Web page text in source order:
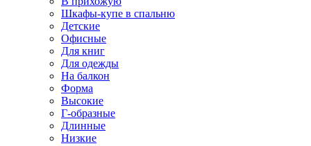
Шкафы-купе в спальню
Детские
Офисные
Для книг
Для одежды
На балкон
Форма
Высокие
Г-образные
Длинные
Низкие